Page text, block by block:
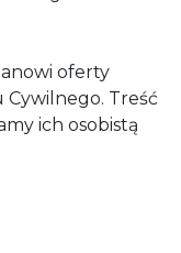
oferty
Treść
ich osobistą